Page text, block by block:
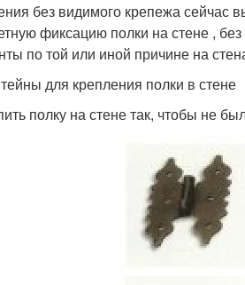
без видимого крепежа сейчас
фиксацию полки на стене ,
по той или иной причине на
для крепления полки в стене
полку на стене так, чтобы не